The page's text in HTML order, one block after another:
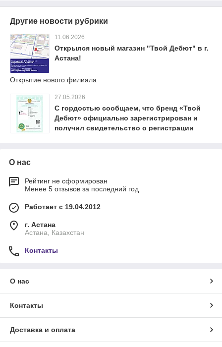
Другие новости рубрики
11.06.2026
Открылся новый магазин "Твой Дебют" в г.
Астана!
Открытие нового филиала
27.05.2026
С гордостью сообщаем, что бренд «Твой
Дебют» официально зарегистрирован и
получил свидетельство о регистрации
О нас
Рейтинг не сформирован
Менее 5 отзывов за последний год
Работает с 19.04.2012
г. Астана
Астана, Казахстан
Контакты
О нас
Контакты
Доставка и оплата